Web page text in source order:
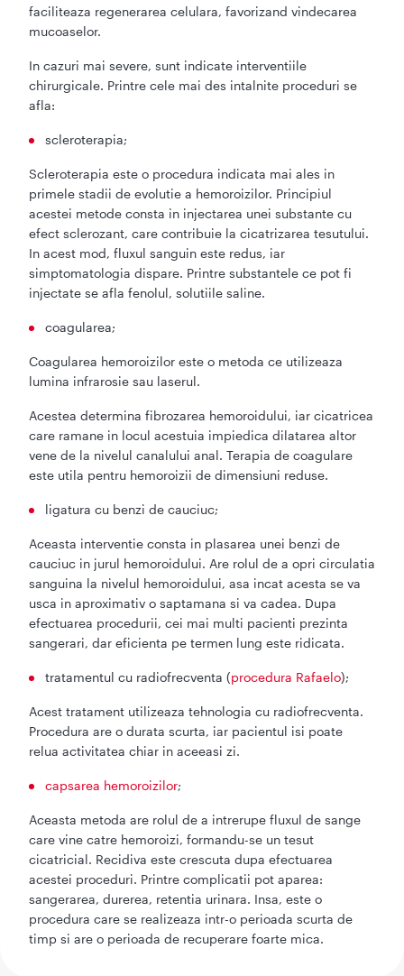
faciliteaza regenerarea celulara, favorizand vindecarea
mucoaselor.
In cazuri mai severe, sunt indicate interventiile
chirurgicale. Printre cele mai des intalnite proceduri se
afla:
scleroterapia;
Scleroterapia este o procedura indicata mai ales in
primele stadii de evolutie a hemoroizilor. Principiul
acestei metode consta in injectarea unei substante cu
efect sclerozant, care contribuie la cicatrizarea tesutului.
In acest mod, fluxul sanguin este redus, iar
simptomatologia dispare. Printre substantele ce pot fi
injectate se afla fenolul, solutiile saline.
coagularea;
Coagularea hemoroizilor este o metoda ce utilizeaza
lumina infrarosie sau laserul.
Acestea determina fibrozarea hemoroidului, iar cicatricea
care ramane in locul acestuia impiedica dilatarea altor
vene de la nivelul canalului anal. Terapia de coagulare
este utila pentru hemoroizii de dimensiuni reduse.
ligatura cu benzi de cauciuc;
Aceasta interventie consta in plasarea unei benzi de
cauciuc in jurul hemoroidului. Are rolul de a opri circulatia
sanguina la nivelul hemoroidului, asa incat acesta se va
usca in aproximativ o saptamana si va cadea. Dupa
efectuarea procedurii, cei mai multi pacienti prezinta
sangerari, dar eficienta pe termen lung este ridicata.
tratamentul cu radiofrecventa (procedura Rafaelo);
Acest tratament utilizeaza tehnologia cu radiofrecventa.
Procedura are o durata scurta, iar pacientul isi poate
relua activitatea chiar in aceeasi zi.
capsarea hemoroizilor;
Aceasta metoda are rolul de a intrerupe fluxul de sange
care vine catre hemoroizi, formandu-se un tesut
cicatricial. Recidiva este crescuta dupa efectuarea
acestei proceduri. Printre complicatii pot aparea:
sangerarea, durerea, retentia urinara. Insa, este o
procedura care se realizeaza intr-o perioada scurta de
timp si are o perioada de recuperare foarte mica.